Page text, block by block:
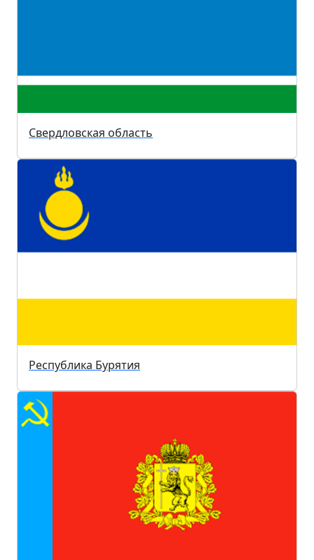
Свердловская область
Республика Бурятия